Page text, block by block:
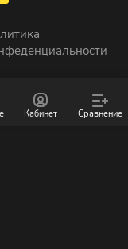
Кабинет Сравнение